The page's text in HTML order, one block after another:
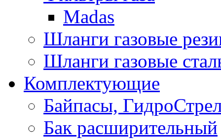
Madas
Шланги газовые
Шланги газовые
Комплектующие
Байпасы,
Бак расширительный